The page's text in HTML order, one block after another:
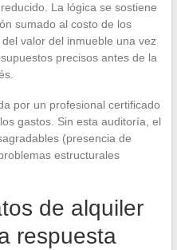
La lógica se sostiene
sumado al costo de los
valor del inmueble una vez
precisos antes de la
por un profesional certificado
gastos. Sin esta auditoría, el
(presencia de
estructurales
de alquiler
respuesta